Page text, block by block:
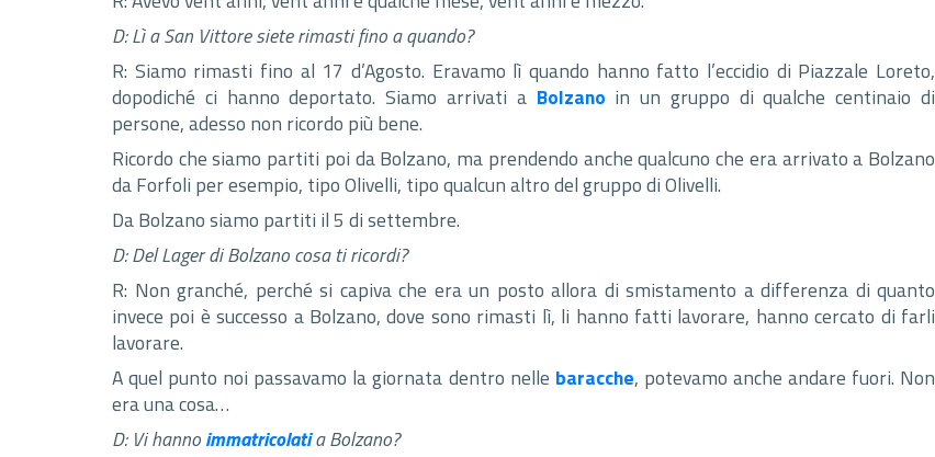
D: Lì a San Vittore siete rimasti fino a quando?
R: Siamo rimasti fino al 17 d’Agosto. Eravamo lì quando hanno fatto l’eccidio di Piazzale Loreto,
dopodiché ci hanno deportato. Siamo arrivati a Bolzano in un gruppo di qualche centinaio di
persone, adesso non ricordo più bene.
Ricordo che siamo partiti poi da Bolzano, ma prendendo anche qualcuno che era arrivato a Bolzano
da Forfoli per esempio, tipo Olivelli, tipo qualcun altro del gruppo di Olivelli.
Da Bolzano siamo partiti il 5 di settembre.
D: Del Lager di Bolzano cosa ti ricordi?
R: Non granché, perché si capiva che era un posto allora di smistamento a differenza di quanto
invece poi è successo a Bolzano, dove sono rimasti lì, li hanno fatti lavorare, hanno cercato di farli
lavorare.
A quel punto noi passavamo la giornata dentro nelle baracche, potevamo anche andare fuori. Non
era una cosa…
D: Vi hannoimmatricolatia Bolzano?